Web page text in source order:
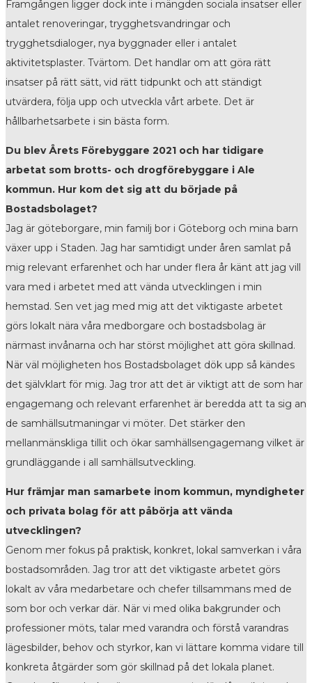
Framgången ligger dock inte i mängden sociala insatser eller
antalet renoveringar, trygghetsvandringar och
trygghetsdialoger, nya byggnader eller i antalet
aktivitetsplaster. Tvärtom. Det handlar om att göra rätt
insatser på rätt sätt, vid rätt tidpunkt och att ständigt
utvärdera, följa upp och utveckla vårt arbete. Det är
hållbarhetsarbete i sin bästa form.
Du blev Årets Förebyggare 2021 och har tidigare
arbetat som brotts- och drogförebyggare i Ale
kommun. Hur kom det sig att du började på
Bostadsbolaget?
Jag är göteborgare, min familj bor i Göteborg och mina barn
växer upp i Staden. Jag har samtidigt under åren samlat på
mig relevant erfarenhet och har under flera år känt att jag vill
vara med i arbetet med att vända utvecklingen i min
hemstad. Sen vet jag med mig att det viktigaste arbetet
görs lokalt nära våra medborgare och bostadsbolag är
närmast invånarna och har störst möjlighet att göra skillnad.
När väl möjligheten hos Bostadsbolaget dök upp så kändes
det självklart för mig. Jag tror att det är viktigt att de som har
engagemang och relevant erfarenhet är beredda att ta sig an
de samhällsutmaningar vi möter. Det stärker den
mellanmänskliga tillit och ökar samhällsengagemang vilket är
grundläggande i all samhällsutveckling.
Hur främjar man samarbete inom kommun, myndigheter
och privata bolag för att påbörja att vända
utvecklingen?
Genom mer fokus på praktisk, konkret, lokal samverkan i våra
bostadsområden. Jag tror att det viktigaste arbetet görs
lokalt av våra medarbetare och chefer tillsammans med de
som bor och verkar där. När vi med olika bakgrunder och
professioner möts, talar med varandra och förstå varandras
lägesbilder, behov och styrkor, kan vi lättare komma vidare till
konkreta åtgärder som gör skillnad på det lokala planet.